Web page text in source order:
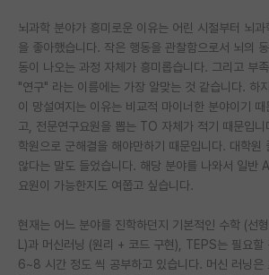
이벤트
반도체 아카데미
재팬라운지 🌸
뇌과학 분야가 흥미로운 이유는 어린 시절부터 뇌
을 좋아했습니다. 작은 행동을 관찰함으로서 뇌의
동이 나오는 과정 자체가 흥미롭습니다. 그리고 부
"연구" 라는 이름에는 가장 알맞는 것 같습니다. 하
이 망설여지는 이유는 비교적 마이너한 분야이기
고, 전문연구요원을 뽑는 TO 자체가 적기 때문입니
학원으로 군해결을 해야만하기 때문입니다. 대학원
않다는 말도 들었습니다. 해당 분야를 나와서 일반
요원이 가능한지도 여쭙고 싶습니다.
현재는 어느 분야를 진학하던지 기본적인 수학 (선
L)과 머신러닝 (원리 + 코드 구현), TEPS는 필요
6~8 시간 정도 씩 공부하고 있습니다. 머신 러닝은